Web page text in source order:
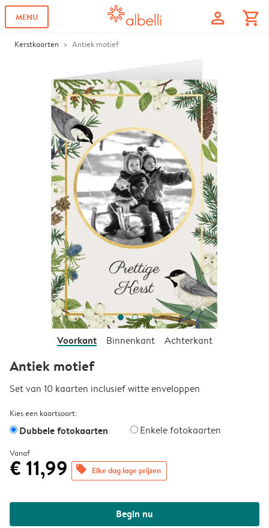
MENU profile shopping_cart
Kerstkaarten Antiek motief
Voorkant Binnenkant Achterkant
Antiek motief
Set van 10 kaarten inclusief witte enveloppen
Kies een kaartsoort:
Dubbele fotokaarten Enkele fotokaarten
Vanaf
€ 11,99 offers Elke dag lage prijzen
Begin nu